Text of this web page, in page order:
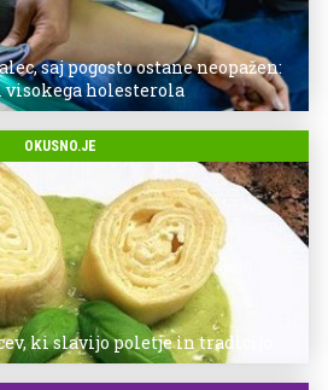
saj pogosto ostane neopažen:
holesterola
OKUSNO.JE
ki slavijo poletje in tradicijo